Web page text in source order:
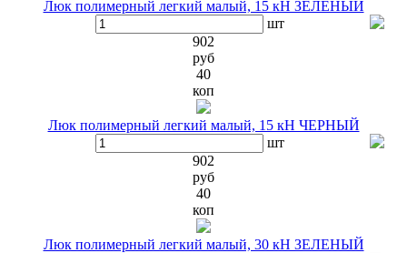
Люк полимерный легкий малый, 15 кН ЗЕЛЕНЫЙ
шт
902
руб
40
коп
Люк полимерный легкий малый, 15 кН ЧЕРНЫЙ
шт
902
руб
40
коп
Люк полимерный легкий малый, 30 кН ЗЕЛЕНЫЙ